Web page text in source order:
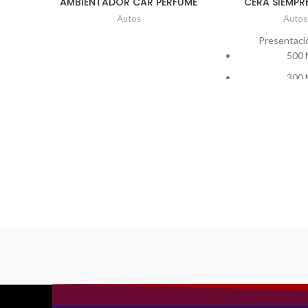
Autos Autos
500
300